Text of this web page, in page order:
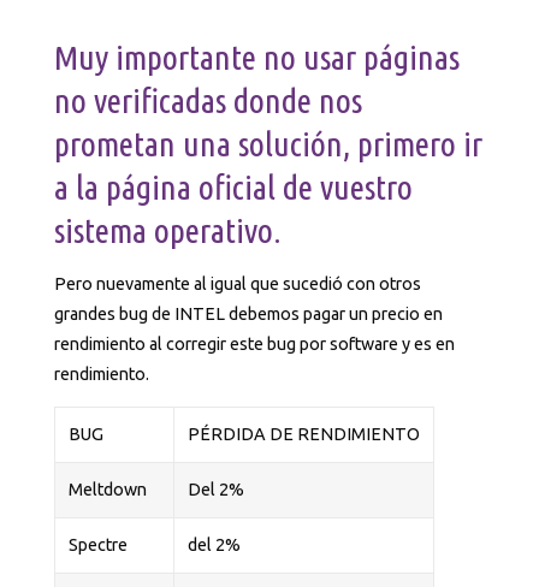
Muy importante no usar páginas
no verificadas donde nos
prometan una solución, primero ir
a la página oficial de vuestro
sistema operativo.
Pero nuevamente al igual que sucedió con otros
grandes bug de INTEL debemos pagar un precio en
rendimiento al corregir este bug por software y es en
rendimiento.
BUG PÉRDIDA DE RENDIMIENTO
Meltdown Del 2%
Spectre del 2%